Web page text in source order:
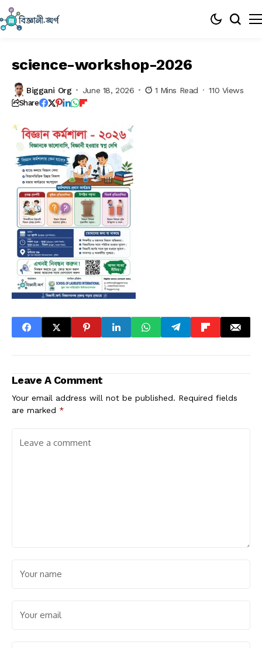
science-workshop-2026
Biggani Org June 18, 2026 1 Mins Read 110 Views
Share
Leave A Comment
Your email address will not be published. Required fields
are marked *